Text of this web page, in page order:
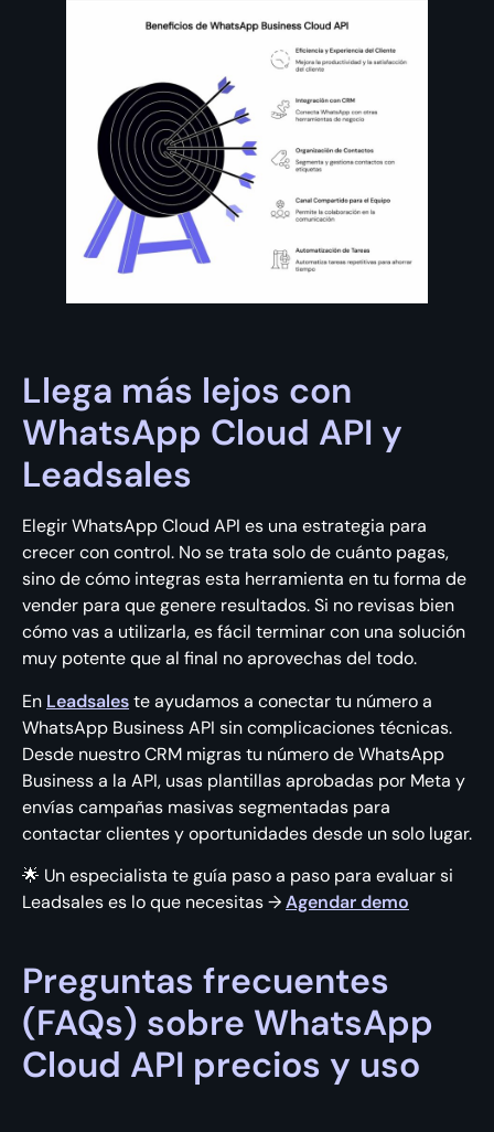
Llega más lejos con
WhatsApp Cloud API y
Leadsales
Elegir WhatsApp Cloud API es una estrategia para
crecer con control. No se trata solo de cuánto pagas,
sino de cómo integras esta herramienta en tu forma de
vender para que genere resultados. Si no revisas bien
cómo vas a utilizarla, es fácil terminar con una solución
muy potente que al final no aprovechas del todo.
En Leadsaleste ayudamos a conectar tu número a
WhatsApp Business API sin complicaciones técnicas.
Desde nuestro CRM migras tu número de WhatsApp
Business a la API, usas plantillas aprobadas por Meta y
envías campañas masivas segmentadas para
contactar clientes y oportunidades desde un solo lugar.
🌟 Un especialista te guía paso a paso para evaluar si
Leadsales es lo que necesitas →Agendar demo
Preguntas frecuentes
(FAQs) sobre WhatsApp
Cloud API precios y uso